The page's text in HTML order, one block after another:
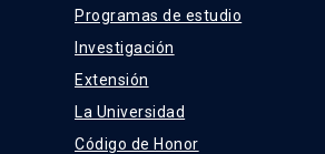
Programas de estudio
Investigación
Extensión
La Universidad
Código de Honor